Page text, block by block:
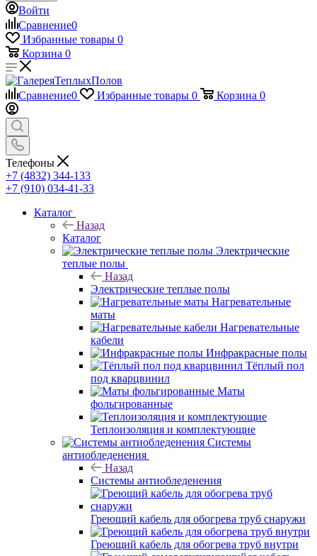
Войти
Сравнение0
Избранные товары 0
Корзина 0
Сравнение0 Избранные товары 0 Корзина 0
Телефоны
+7 (4832) 344-133
+7 (910) 034-41-33
Каталог
Назад
Каталог
Электрические
теплые полы
Назад
Электрические теплые полы
Нагревательные
маты
Нагревательные
кабели
Инфракрасные полы
Тёплый пол
под кварцвинил
Маты
фольгированные
Теплоизоляция и комплектующие
Системы
антиобледенения
Назад
Системы антиобледенения
Греющий кабель для обогрева труб снаружи
Греющий кабель для обогрева труб внутри